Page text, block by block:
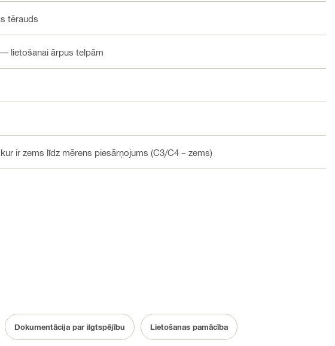
tērauds
lietošanai ārpus telpām
ir zems līdz mērens piesārņojums (C3/C4 – zems)
Dokumentācija par ilgtspējību Lietošanas pamācība